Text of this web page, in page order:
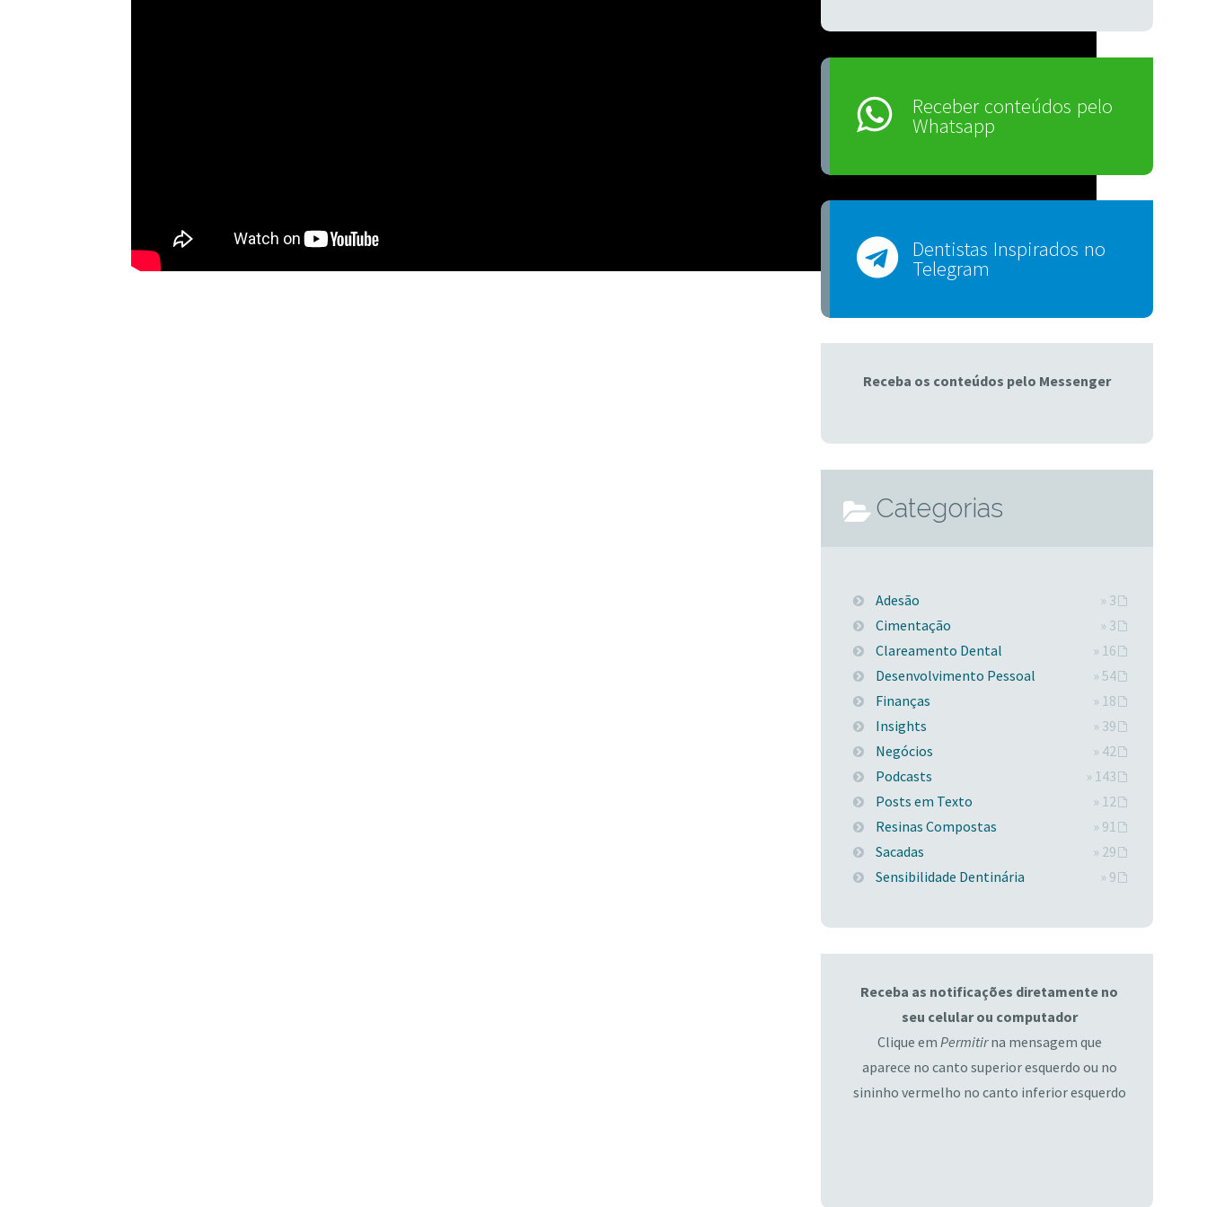
Receber conteúdos pelo
Whatsapp
Dentistas Inspirados no
Telegram
Receba os conteúdos pelo Messenger
Categorias
Adesão
» 3
Cimentação
» 3
Clareamento Dental
» 16
Desenvolvimento Pessoal
» 54
Finanças
» 18
Insights
» 39
Negócios
» 42
Podcasts
» 143
Posts em Texto
» 12
Resinas Compostas
» 91
Sacadas
» 29
Sensibilidade Dentinária
» 9
Receba as notificações diretamente no
seu celular ou computador
Clique em Permitirna mensagem que
aparece no canto superior esquerdo ou no
sininho vermelho no canto inferior esquerdo